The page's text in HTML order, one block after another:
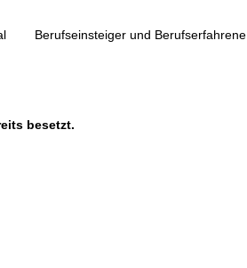
Berufseinsteiger und Berufserfahrene
erhalten möchten:
besetzt.